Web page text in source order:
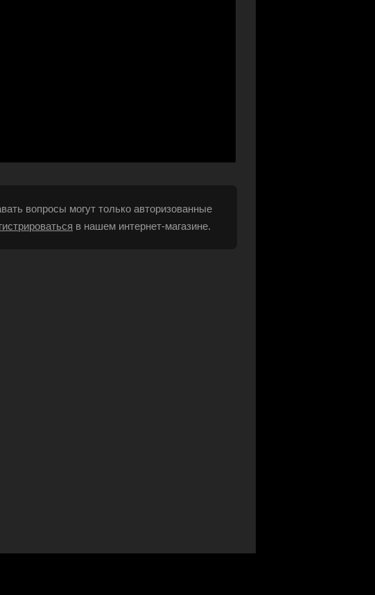
вопросы могут только авторизованные
в нашем интернет-магазине.